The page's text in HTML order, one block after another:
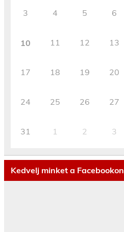
3 4 5 6
10 11 12 13
17 18 19 20
24 25 26 27
31 1 2 3
Kedvelj minket a Facebookon